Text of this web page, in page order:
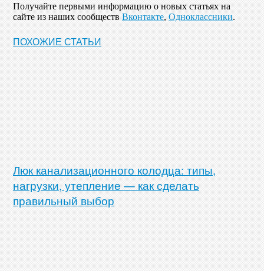
Получайте первыми информацию о новых статьях на
сайте из наших сообществ Вконтакте, Одноклассники.
ПОХОЖИЕ СТАТЬИ
Люк канализационного колодца: типы,
нагрузки, утепление — как сделать
правильный выбор